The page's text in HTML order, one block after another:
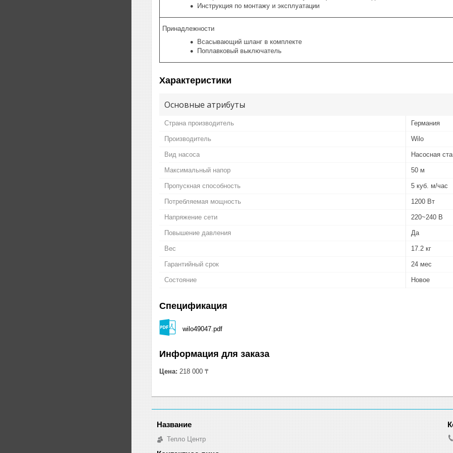
Инструкция по монтажу и эксплуатации
Принадлежности
Всасывающий шланг в комплекте
Поплавковый выключатель
Характеристики
Основные атрибуты
Страна производитель Германия
Производитель Wilo
Вид насоса Насосная
Максимальный напор 50 м
Пропускная способность 5 куб. м/час
Потребляемая мощность 1200 Вт
Напряжение сети 220~240 В
Повышение давления Да
Вес 17.2 кг
Гарантийный срок 24 мес
Состояние Новое
Спецификация
wilo49047.pdf
Информация для заказа
Цена: 218 000 ₸
Тепло Центр